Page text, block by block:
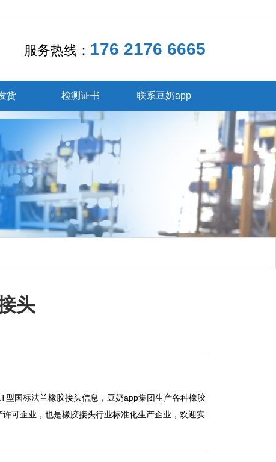
服务热线： 176 2176 6665
货 检测证书 联系豆奶app
头
型国标法兰橡胶接头信息，豆奶app集团生产各种橡胶
可企业，也是橡胶接头行业标准化生产企业，欢迎实